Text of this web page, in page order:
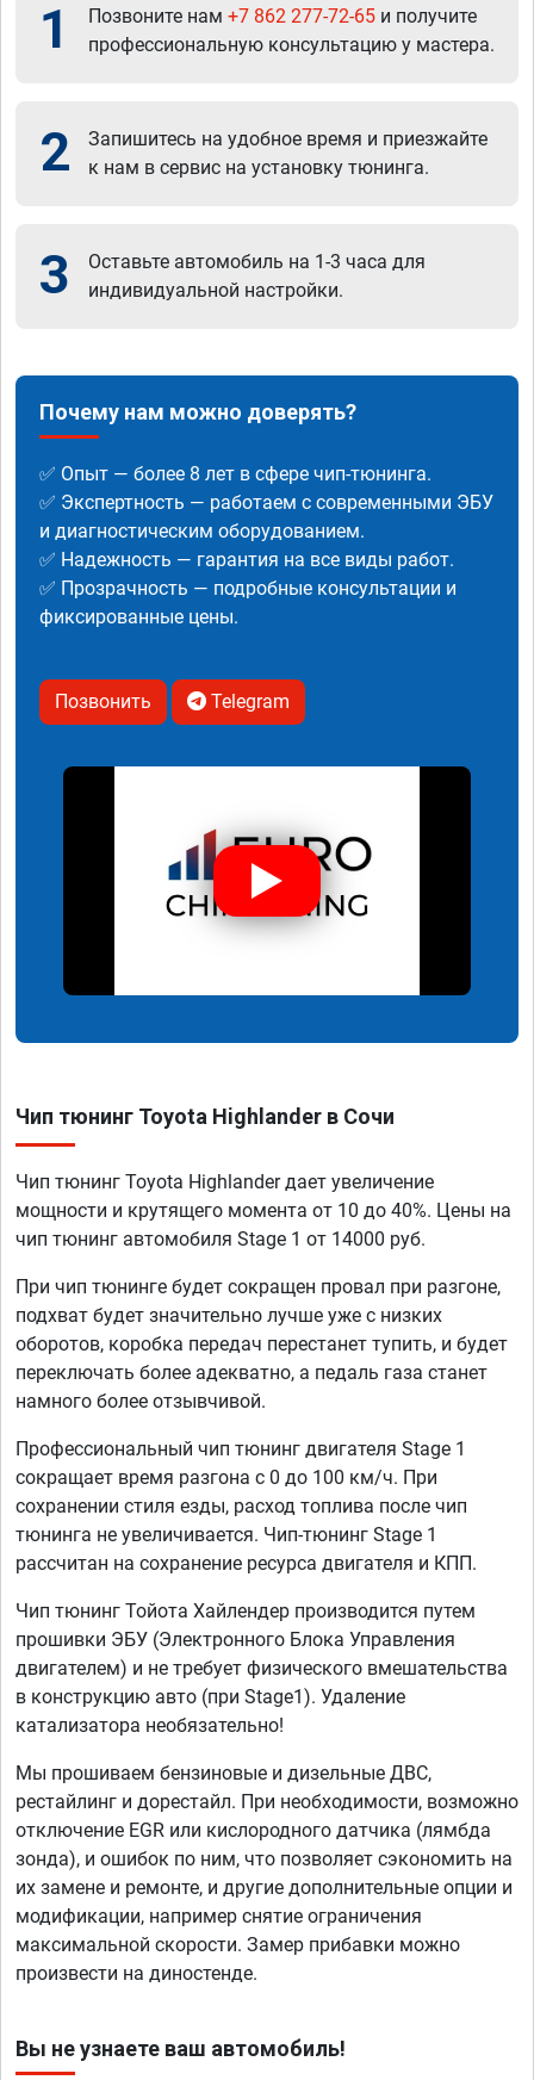
1 Позвоните нам +7 862 277-72-65 и получите
профессиональную консультацию у мастера.
2
Запишитесь на удобное время и приезжайте
к нам в сервис на установку тюнинга.
3
Оставьте автомобиль на 1-3 часа для
индивидуальной настройки.
Почему нам можно доверять?
✅ Опыт — более 8 лет в сфере чип-тюнинга.
✅ Экспертность — работаем с современными ЭБУ
и диагностическим оборудованием.
✅ Надежность — гарантия на все виды работ.
✅ Прозрачность — подробные консультации и
фиксированные цены.
Позвонить Telegram
Чип тюнинг Toyota Highlander в Сочи
Чип тюнинг Toyota Highlander дает увеличение
мощности и крутящего момента от 10 до 40%. Цены на
чип тюнинг автомобиля Stage 1 от 14000 руб.
При чип тюнинге будет сокращен провал при разгоне,
подхват будет значительно лучше уже с низких
оборотов, коробка передач перестанет тупить, и будет
переключать более адекватно, а педаль газа станет
намного более отзывчивой.
Профессиональный чип тюнинг двигателя Stage 1
сокращает время разгона с 0 до 100 км/ч. При
сохранении стиля езды, расход топлива после чип
тюнинга не увеличивается. Чип-тюнинг Stage 1
рассчитан на сохранение ресурса двигателя и КПП.
Чип тюнинг Тойота Хайлендер производится путем
прошивки ЭБУ (Электронного Блока Управления
двигателем) и не требует физического вмешательства
в конструкцию авто (при Stage1). Удаление
катализатора необязательно!
Мы прошиваем бензиновые и дизельные ДВС,
рестайлинг и дорестайл. При необходимости, возможно
отключение EGR или кислородного датчика (лямбда
зонда), и ошибок по ним, что позволяет сэкономить на
их замене и ремонте, и другие дополнительные опции и
модификации, например снятие ограничения
максимальной скорости. Замер прибавки можно
произвести на диностенде.
Вы не узнаете ваш автомобиль!